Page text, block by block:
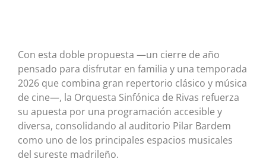
Con esta doble propuesta —un cierre de año
pensado para disfrutar en familia y una temporada
2026 que combina gran repertorio clásico y música
de cine—, la Orquesta Sinfónica de Rivas refuerza
su apuesta por una programación accesible y
diversa, consolidando al auditorio Pilar Bardem
como uno de los principales espacios musicales
del sureste madrileño.